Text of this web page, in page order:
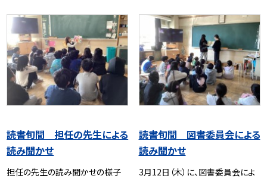
読書旬間 担任の先生による
読み聞かせ
担任の先生の読み聞かせの様子
読書旬間 図書委員会による
読み聞かせ
3月12日（木）に、図書委員会によ